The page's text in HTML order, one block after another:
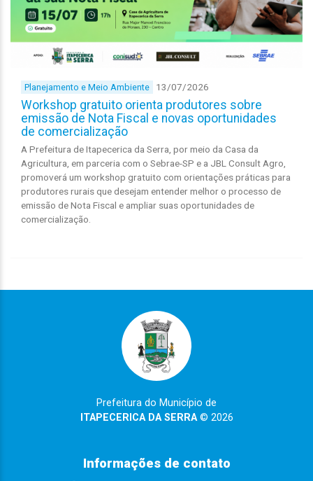
Planejamento e Meio Ambiente 13/07/2026
Workshop gratuito orienta produtores sobre
emissão de Nota Fiscal e novas oportunidades
de comercialização
A Prefeitura de Itapecerica da Serra, por meio da Casa da
Agricultura, em parceria com o Sebrae-SP e a JBL Consult Agro,
promoverá um workshop gratuito com orientações práticas para
produtores rurais que desejam entender melhor o processo de
emissão de Nota Fiscal e ampliar suas oportunidades de
comercialização.
Prefeitura do Município de
ITAPECERICA DA SERRA© 2026
Informações de contato